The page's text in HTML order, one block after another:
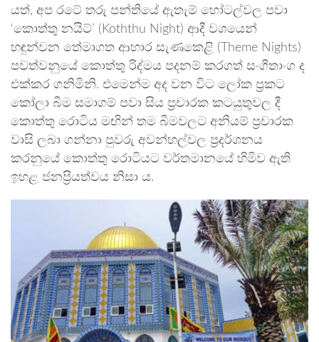
යත්, අප රටේ තරු පන්තියේ ඇතැම් හෝටල්වල පවා
‘කොත්තු නයිට්’ (Koththu Night) ආදී වශයෙන්
හඳුන්වන තේමාගත ආහාර සැණකෙළි (Theme Nights)
පවත්වනුයේ කොත්තු රිද්මය පදනම් කරගත් සංගීතාංග ද
එක්කර ගනිමිනි. එමෙන්ම අද වන විට ලෝක ප්‍රකට
කෝලා බීම සමාගම් පවා සිය ප්‍රචාරක කටයුතුවල දී
කොත්තු රොටිය මඟින් තම බීමවලට අනියම් ප්‍රචාරක
වාසි ලබා ගන්නා පුවරු අවන්හල්වල ප්‍රදර්ශනය
කරනුයේ කොත්තු රොටියට වර්තමානයේ හිමිව ඇති
ඉහළ ජනප්‍රියත්වය නිසා ය.